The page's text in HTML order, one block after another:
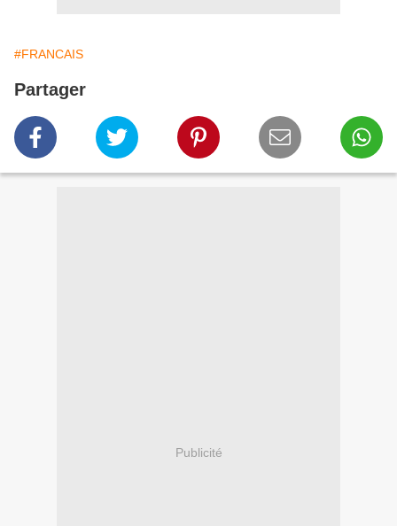
#FRANCAIS
Partager
Publicité